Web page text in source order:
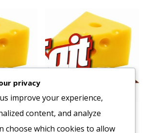
Fagy. Nádudvari
Májgombóc 2,5 kg
privacy
improve your experience,
content, and analyze
choose which cookies to allow